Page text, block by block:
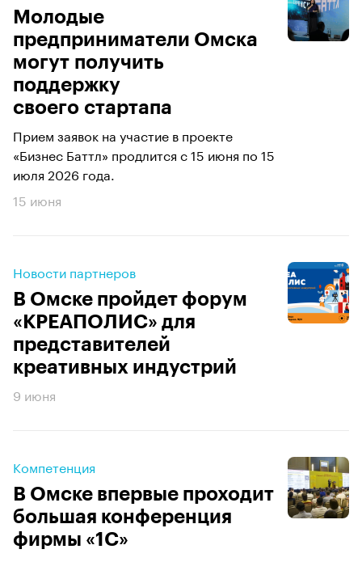
Молодые
предприниматели Омска
могут получить
поддержку
своего стартапа
Прием заявок на участие в проекте
«Бизнес Баттл» продлится с 15 июня по 15
июля 2026 года.
15 июня
Новости партнеров
В Омске пройдет форум
«КРЕАПОЛИС» для
представителей
креативных индустрий
9 июня
Компетенция
В Омске впервые проходит
большая конференция
фирмы «1С»